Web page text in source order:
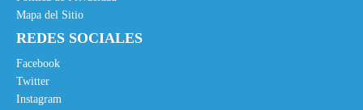
Mapa del Sitio
REDES SOCIALES
Facebook
Twitter
Instagram